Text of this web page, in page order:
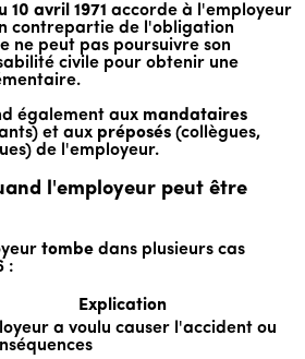
avril 1971 accorde à l'employeur
contrepartie de l'obligation
ne peut pas poursuivre son
civile pour obtenir une
également aux mandataires
et aux préposés (collègues,
de l'employeur.
l'employeur peut être
tombe dans plusieurs cas
:
Explication
a voulu causer l'accident ou